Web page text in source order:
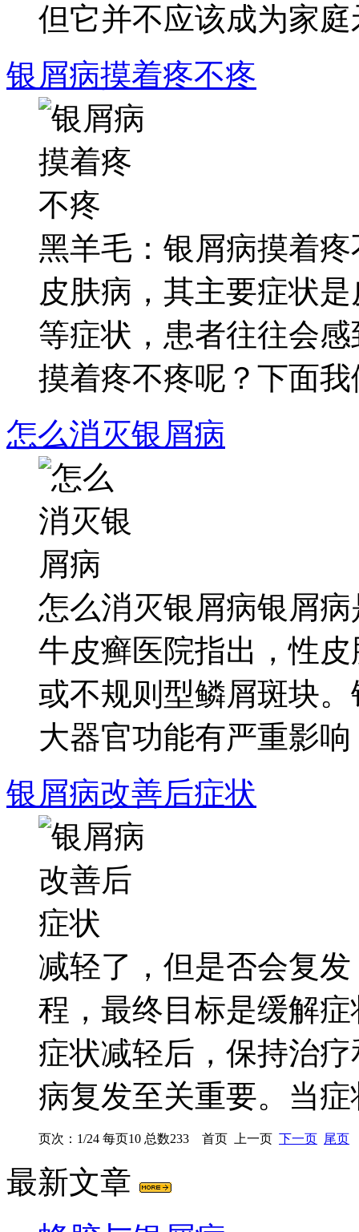
但它并不应该成为家庭
银屑病摸着疼不疼
黑羊毛：银屑病摸着
皮肤病，其主要症状
等症状，患者往往会
摸着疼不疼呢？下面我
怎么消灭银屑病
怎么消灭银屑病银屑
牛皮癣医院指出，性
或不规则型鳞屑斑块
大器官功能有严重影响
银屑病改善后症状
减轻了，但是否会复
程，最终目标是缓解
症状减轻后，保持治
病复发至关重要。当症
页次：1/24 每页10 总数233 首页 上一页 下一页 尾页
最新文章